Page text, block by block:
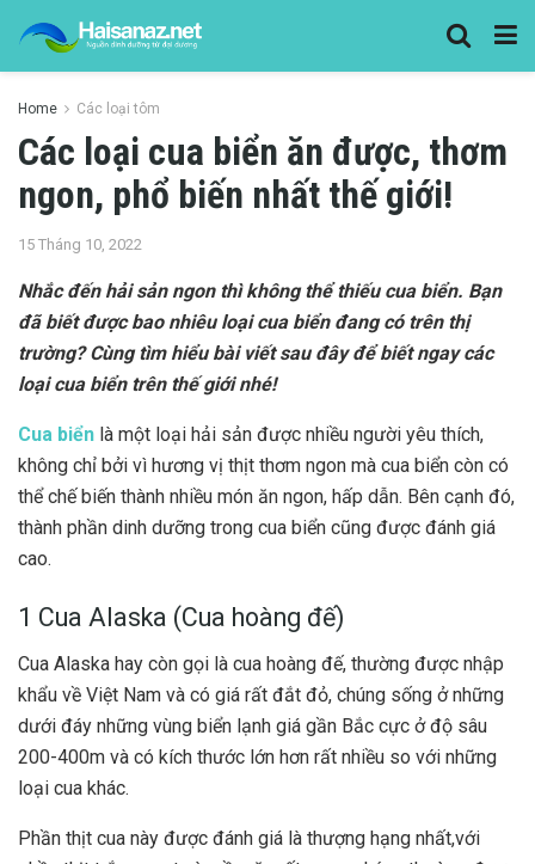
Home Các loại tôm
Các loại cua biển ăn được, thơm
ngon, phổ biến nhất thế giới!
15 Tháng 10, 2022
Nhắc đến hải sản ngon thì không thể thiếu cua biển. Bạn
đã biết được bao nhiêu loại cua biển đang có trên thị
trường? Cùng tìm hiểu bài viết sau đây để biết ngay các
loại cua biển trên thế giới nhé!
Cua biển là một loại hải sản được nhiều người yêu thích,
không chỉ bởi vì hương vị thịt thơm ngon mà cua biển còn có
thể chế biến thành nhiều món ăn ngon, hấp dẫn. Bên cạnh đó,
thành phần dinh dưỡng trong cua biển cũng được đánh giá
cao.
1 Cua Alaska (Cua hoàng đế)
Cua Alaska hay còn gọi là cua hoàng đế, thường được nhập
khẩu về Việt Nam và có giá rất đắt đỏ, chúng sống ở những
dưới đáy những vùng biển lạnh giá gần Bắc cực ở độ sâu
200-400m và có kích thước lớn hơn rất nhiều so với những
loại cua khác.
Phần thịt cua này được đánh giá là thượng hạng nhất,với